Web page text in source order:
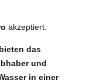
akzeptiert.
das
und
in einer